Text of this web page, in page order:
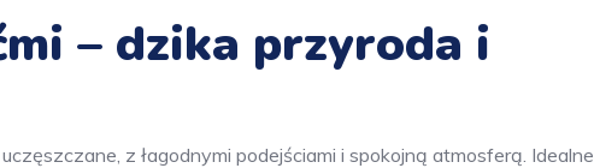
– dzika przyroda i
z łagodnymi podejściami i spokojną atmosferą. Idealne